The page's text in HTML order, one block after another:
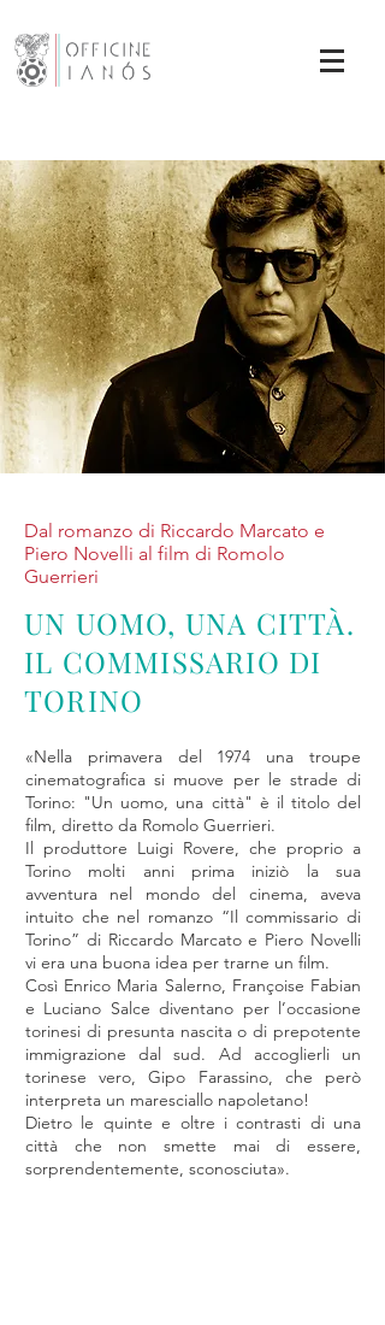
«Nella primavera del 1974 una troupe
cinematografica si muove per le strade di
Torino: "Un uomo, una città" è il titolo del
film, diretto da Romolo Guerrieri.
Il produttore Luigi Rovere, che proprio a
Torino molti anni prima iniziò la sua
avventura nel mondo del cinema, aveva
intuito che nel romanzo “Il commissario di
Torino” di Riccardo Marcato e Piero Novelli
vi era una buona idea per trarne un film.
Così Enrico Maria Salerno, Françoise Fabian
e Luciano Salce diventano per l’occasione
torinesi di presunta nascita o di prepotente
immigrazione dal sud. Ad accoglierli un
torinese vero, Gipo Farassino, che però
interpreta un maresciallo napoletano!
Dietro le quinte e oltre i contrasti di una
città che non smette mai di essere,
sorprendentemente, sconosciuta».
Dal romanzo di Riccardo Marcato e
Piero Novelli al film di Romolo
Guerrieri
UN UOMO, UNA CITTÀ.
IL COMMISSARIO DI
TORINO